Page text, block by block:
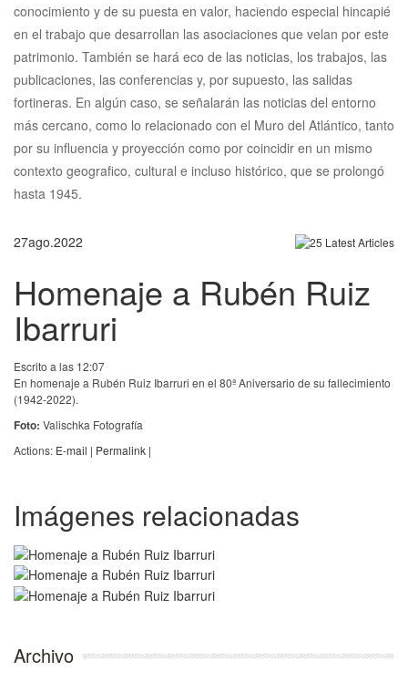
conocimiento y de su puesta en valor, haciendo especial hincapié
en el trabajo que desarrollan las asociaciones que velan por este
patrimonio. También se hará eco de las noticias, los trabajos, las
publicaciones, las conferencias y, por supuesto, las salidas
fortineras. En algún caso, se señalarán las noticias del entorno
más cercano, como lo relacionado con el Muro del Atlántico, tanto
por su influencia y proyección como por coincidir en un mismo
contexto geografico, cultural e incluso histórico, que se prolongó
hasta 1945.
27ago.2022
Homenaje a Rubén Ruiz
Ibarruri
Escrito a las 12:07
En homenaje a Rubén Ruiz Ibarruri en el 80ª Aniversario de su fallecimiento
(1942-2022).
Foto: Valischka Fotografía
Actions: E-mail | Permalink |
Imágenes relacionadas
Archivo